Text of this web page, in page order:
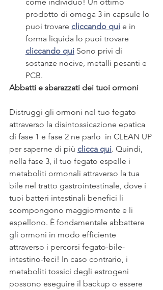
prodotto di omega 3 in capsule lo
puoi trovare cliccando qui e in
forma liquida lo puoi trovare
cliccando qui Sono privi di
sostanze nocive, metalli pesanti e
PCB.
Abbatti e sbarazzati dei tuoi ormoni
Distruggi gli ormoni nel tuo fegato
attraverso la disintossicazione epatica
di fase 1 e fase 2 ne parlo  in CLEAN UP
per saperne di più clicca qui. Quindi,
nella fase 3, il tuo fegato espelle i
metaboliti ormonali attraverso la tua
bile nel tratto gastrointestinale, dove i
tuoi batteri intestinali benefici li
scompongono maggiormente e li
espellono. È fondamentale abbattere
gli ormoni in modo efficiente
attraverso i percorsi fegato-bile-
intestino-feci! In caso contrario, i
metaboliti tossici degli estrogeni
possono eseguire il backup o essere